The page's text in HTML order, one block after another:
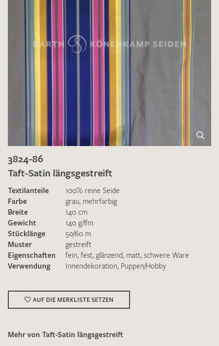
Ich bin damit einverstanden, dass meine angegebenen Daten
zur Beantwortung meiner Musteranfrage genutzt werden.
DieDatenschutzbestimmungenhabe ich zur Kenntnis
3824-86
Taft-Satin längsgestreift
Textilanteile
100% reine Seide
Farbe
grau, mehrfarbig
Breite
140 cm
Gewicht
140 g/lfm
Stücklänge
50/60 m
Muster
gestreift
Eigenschaften
fein, fest, glänzend, matt, schwere Ware
Verwendung
Innendekoration, Puppen/Hobby
AUF DIE MERKLISTE SETZEN
Mehr von Taft-Satin längsgestreift